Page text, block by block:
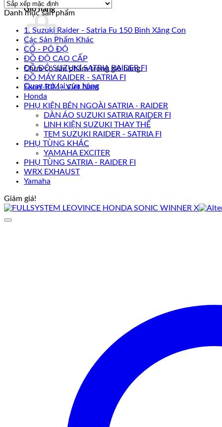
Giỏ hàng
Chưa có sản phẩm trong giỏ hàng.
Quay trở lại cửa hàng
Danh mục sản phẩm
1. Suzuki Raider - Satria Fu 150 Bình Xăng Con
Các Sản Phẩm Khác
CỔ - PÔ ĐỘ
ĐỒ ĐỘ CAO CẤP
ĐỒ ĐỘ SUZUKI SATRIA RAIDER FI
ĐỒ MÁY RAIDER - SATRIA FI
Excel-RIM - Viet Nam
Honda
PHỤ KIỆN BÊN NGOÀI SATRIA - RAIDER
DÀN ÁO SUZUKI SATRIA RAIDER FI
LINH KIỆN SUZUKI THAY THẾ
TEM SUZUKI RAIDER - SATRIA FI
PHỤ TÙNG KHÁC
YAMAHA EXCITER
PHỤ TÙNG SATRIA - RAIDER FI
WRX EXHAUST
Yamaha
Giảm giá!